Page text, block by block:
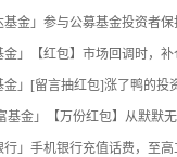
基金」参与公募基金投资者保护
金」【红包】市场回调时，补
金」[留言抽红包]​涨了鸭的投
金」【万份红包】从默默无闻到表现抢眼，有
行」手机银行充值话费，至